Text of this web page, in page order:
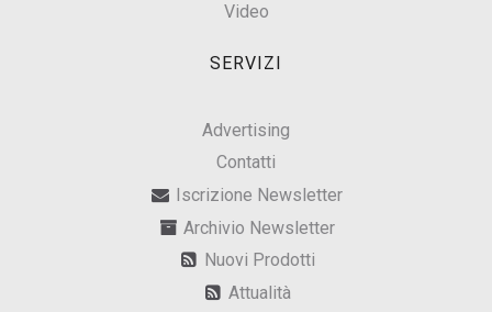
Video
SERVIZI
Advertising
Contatti
Iscrizione Newsletter
Archivio Newsletter
Nuovi Prodotti
Attualità